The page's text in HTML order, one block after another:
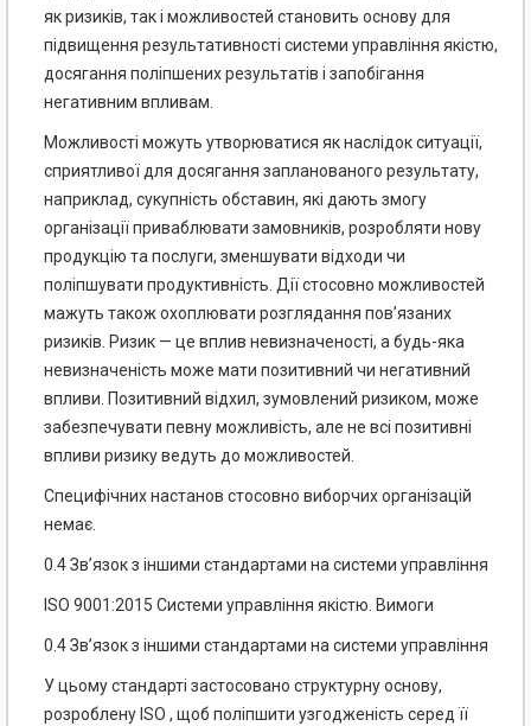
як ризиків, так і можливостей становить основу для
підвищення результативності системи управління якістю,
досягання поліпшених результатів і запобігання
негативним впливам.
Можливості можуть утворюватися як наслідок ситуації,
сприятливої для досягання запланованого результату,
наприклад, сукупність обставин, які дають змогу
організації приваблювати замовників, розробляти нову
продукцію та послуги, зменшувати відходи чи
поліпшувати продуктивність. Дії стосовно можливостей
мажуть також охоплювати розглядання пов’язаних
ризиків. Ризик — це вплив невизначеності, а будь-яка
невизначеність може мати позитивний чи негативний
впливи. Позитивний відхил, зумовлений ризиком, може
забезпечувати певну можливість, але не всі позитивні
впливи ризику ведуть до можливостей.
Специфічних настанов стосовно виборчих організацій
немає.
0.4 Зв’язок з іншими стандартами на системи управління
ISO 9001:2015 Системи управління якістю. Вимоги
0.4 Зв’язок з іншими стандартами на системи управління
У цьому стандарті застосовано структурну основу,
розроблену ISO , щоб поліпшити узгодженість серед її